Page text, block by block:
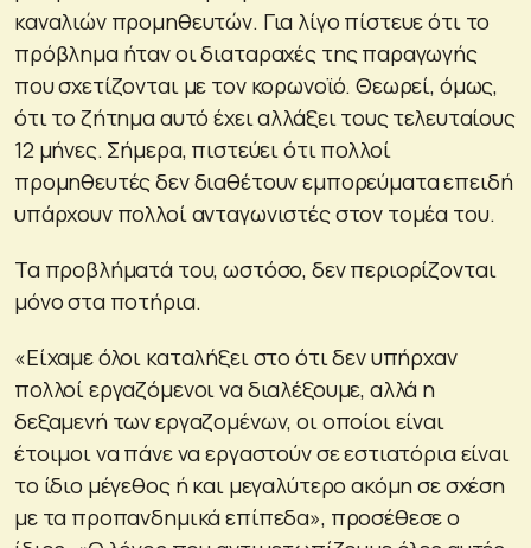
καναλιών προμηθευτών. Για λίγο πίστευε ότι το
πρόβλημα ήταν οι διαταραχές της παραγωγής
που σχετίζονται με τον κορωνοϊό. Θεωρεί, όμως,
ότι το ζήτημα αυτό έχει αλλάξει τους τελευταίους
12 μήνες. Σήμερα, πιστεύει ότι πολλοί
προμηθευτές δεν διαθέτουν εμπορεύματα επειδή
υπάρχουν πολλοί ανταγωνιστές στον τομέα του.
Τα προβλήματά του, ωστόσο, δεν περιορίζονται
μόνο στα ποτήρια.
«Είχαμε όλοι καταλήξει στο ότι δεν υπήρχαν
πολλοί εργαζόμενοι να διαλέξουμε, αλλά η
δεξαμενή των εργαζομένων, οι οποίοι είναι
έτοιμοι να πάνε να εργαστούν σε εστιατόρια είναι
το ίδιο μέγεθος ή και μεγαλύτερο ακόμη σε σχέση
με τα προπανδημικά επίπεδα», προσέθεσε ο